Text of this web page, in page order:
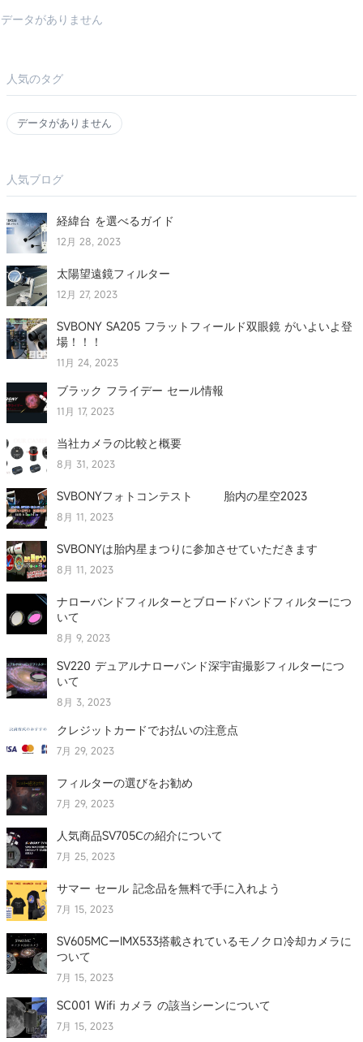
データがありません
人気のタグ
データがありません
人気ブログ
経緯台 を選べるガイド
12月 28, 2023
太陽望遠鏡フィルター
12月 27, 2023
SVBONY SA205 フラットフィールド双眼鏡 がいよいよ登
場！！！
11月 24, 2023
ブラック フライデー セール情報
11月 17, 2023
当社カメラの比較と概要
8月 31, 2023
SVBONYフォトコンテスト 胎内の星空2023
8月 11, 2023
SVBONYは胎内星まつりに参加させていただきます
8月 11, 2023
ナローバンドフィルターとブロードバンドフィルターにつ
いて
8月 9, 2023
SV220 デュアルナローバンド深宇宙撮影フィルターにつ
いて
8月 3, 2023
クレジットカードでお払いの注意点
7月 29, 2023
フィルターの選びをお勧め
7月 29, 2023
人気商品SV705Ⅽの紹介について
7月 25, 2023
サマー セール 記念品を無料で手に入れよう
7月 15, 2023
SV605MCーIMX533搭載されているモノクロ冷却カメラに
ついて
7月 15, 2023
SC001 Wifi カメラ の該当シーンについて
7月 15, 2023